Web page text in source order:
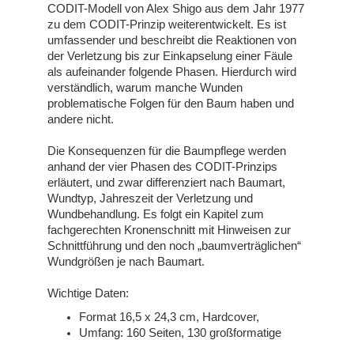
CODIT-Modell von Alex Shigo aus dem Jahr 1977
zu dem CODIT-Prinzip weiterentwickelt. Es ist
umfassender und beschreibt die Reaktionen von
der Verletzung bis zur Einkapselung einer Fäule
als aufeinander folgende Phasen. Hierdurch wird
verständlich, warum manche Wunden
problematische Folgen für den Baum haben und
andere nicht.
Die Konsequenzen für die Baumpflege werden
anhand der vier Phasen des CODIT-Prinzips
erläutert, und zwar differenziert nach Baumart,
Wundtyp, Jahreszeit der Verletzung und
Wundbehandlung. Es folgt ein Kapitel zum
fachgerechten Kronenschnitt mit Hinweisen zur
Schnittführung und den noch „baumverträglichen“
Wundgrößen je nach Baumart.
Wichtige Daten:
Format 16,5 x 24,3 cm, Hardcover,
Umfang: 160 Seiten, 130 großformatige